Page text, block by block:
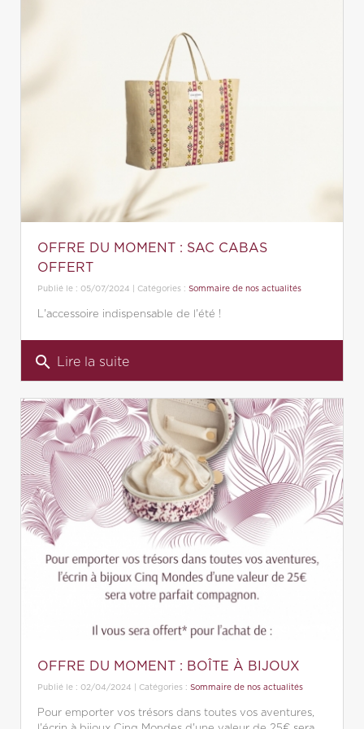
OFFRE DU MOMENT : SAC CABAS
OFFERT
Publié le : 05/07/2024 | Catégories : Sommaire de nos actualités
L'accessoire indispensable de l'été !
search Lire la suite
OFFRE DU MOMENT : BOÎTE À BIJOUX
Publié le : 02/04/2024 | Catégories : Sommaire de nos actualités
Pour emporter vos trésors dans toutes vos aventures,